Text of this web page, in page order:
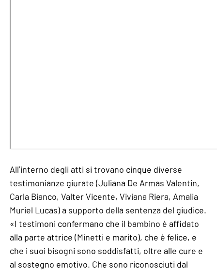
All’interno degli atti si trovano cinque diverse
testimonianze giurate (Juliana De Armas Valentin,
Carla Bianco, Valter Vicente, Viviana Riera, Amalia
Muriel Lucas) a supporto della sentenza del giudice.
«I testimoni confermano che il bambino è affidato
alla parte attrice (Minetti e marito), che è felice, e
che i suoi bisogni sono soddisfatti, oltre alle cure e
al sostegno emotivo. Che sono riconosciuti dal